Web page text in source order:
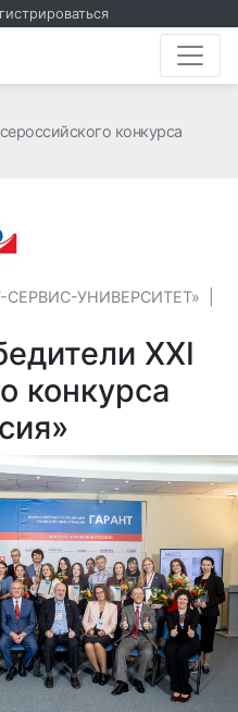
конкурса
СЕРВИС-УНИВЕРСИТЕТ»
XXI
конкурса